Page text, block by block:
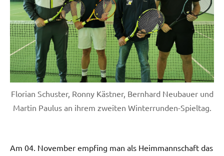
Florian Schuster, Ronny Kästner, Bernhard Neubauer und
Martin Paulus an ihrem zweiten Winterrunden-Spieltag.
Am 04. November empfing man als Heimmannschaft das